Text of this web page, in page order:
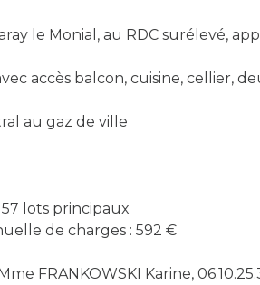
le Monial, au RDC surélevé,
accès balcon, cuisine, cellier,
au gaz de ville
lots principaux
de charges : 592 €
FRANKOWSKI Karine,